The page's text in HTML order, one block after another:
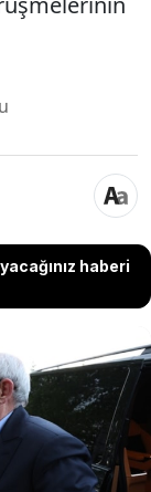
haberi
seçilmiş
önünde
ve ekibi
günü iki